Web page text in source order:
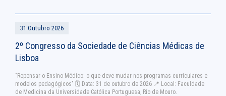
31 Outubro 2026
2º Congresso da Sociedade de Ciências Médicas de
Lisboa
"Repensar o Ensino Médico: o que deve mudar nos programas curriculares e
modelos pedagógicos" 🗓 Data: 31 de outubro de 2026 📍 Local: Faculdade
de Medicina da Universidade Católica Portuguesa, Rio de Mouro.